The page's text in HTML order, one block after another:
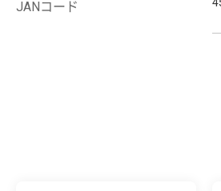
JANコード